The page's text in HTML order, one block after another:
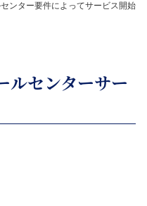
ンター要件によってサービス開始
ルセンターサー